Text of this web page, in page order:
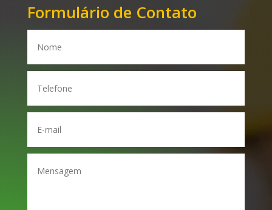
Formulário de Contato